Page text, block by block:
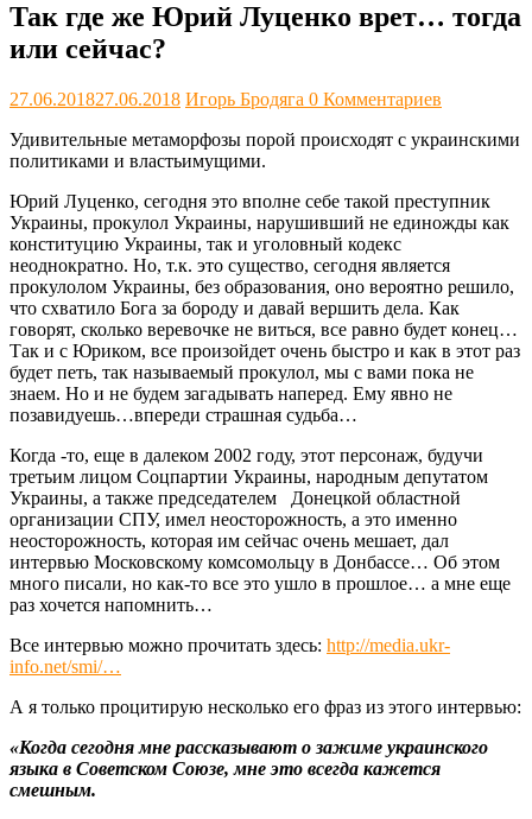
Так где же Юрий Луценко врет… тогда
или сейчас?
27.06.201827.06.2018 Игорь Бродяга 0 Комментариев
Удивительные метаморфозы порой происходят с украинскими
политиками и властьимущими.
Юрий Луценко, сегодня это вполне себе такой преступник
Украины, прокулол Украины, нарушивший не единожды как
конституцию Украины, так и уголовный кодекс
неоднократно. Но, т.к. это существо, сегодня является
прокулолом Украины, без образования, оно вероятно решило,
что схватило Бога за бороду и давай вершить дела. Как
говорят, сколько веревочке не виться, все равно будет конец…
Так и с Юриком, все произойдет очень быстро и как в этот раз
будет петь, так называемый прокулол, мы с вами пока не
знаем. Но и не будем загадывать наперед. Ему явно не
позавидуешь…впереди страшная судьба…
Когда -то, еще в далеком 2002 году, этот персонаж, будучи
третьим лицом Соцпартии Украины, народным депутатом
Украины, а также председателем Донецкой областной
организации СПУ, имел неосторожность, а это именно
неосторожность, которая им сейчас очень мешает, дал
интервью Московскому комсомольцу в Донбассе… Об этом
много писали, но как-то все это ушло в прошлое… а мне еще
раз хочется напомнить…
Все интервью можно прочитать здесь: http://media.ukr-
info.net/smi/…
А я только процитирую несколько его фраз из этого интервью:
«Когда сегодня мне рассказывают о зажиме украинского
языка в Советском Союзе, мне это всегда кажется
смешным.